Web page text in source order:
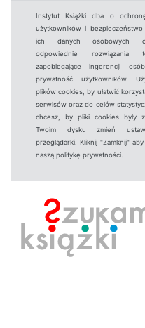
Instytut Książki dba o
użytkowników i bezpieczeństwo
ich danych osobowych
odpowiednie rozwiązania
zapobiegające ingerencji
prywatność użytkowników.
plików cookies, by ułatwić
serwisów oraz do celów
chcesz, by pliki cookies były
Twoim dysku zmień
przeglądarki. Kliknij "Zamknij"
naszą politykę prywatności.